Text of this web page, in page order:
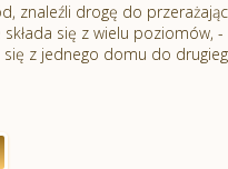
znaleźli drogę do
się z wielu poziomów,
z jednego domu do